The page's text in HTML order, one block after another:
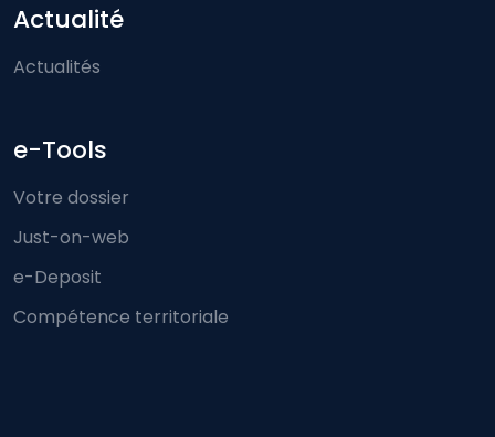
Actualité
Actualités
e-Tools
Votre dossier
Just-on-web
e-Deposit
Compétence territoriale